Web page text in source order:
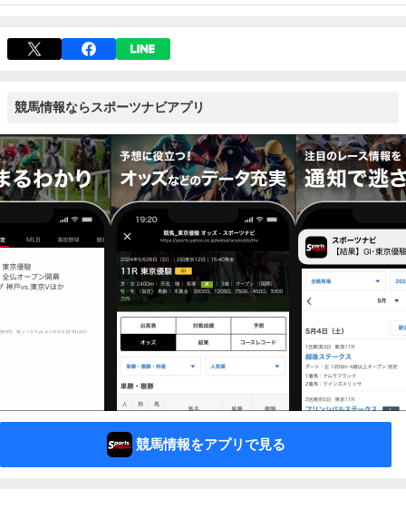
競馬情報ならスポーツナビアプリ
競馬情報をアプリで見る